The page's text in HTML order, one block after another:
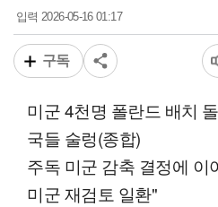
입력2026-05-16 01:17
구독
미군 4천명 폴란드 배치
국들 술렁(종합)
주독 미군 감축 결정에
미군 재검토 일환"